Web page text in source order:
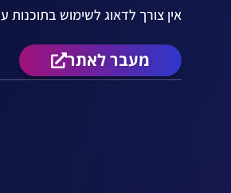
אין צורך לדאוג לשימוש בתוכנות
מעבר לאתר